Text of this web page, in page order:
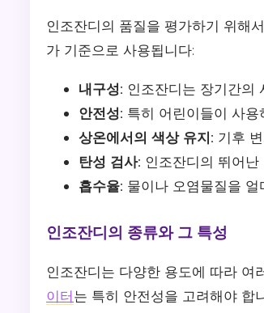
인조잔디의 품질을 평가하기 위해
가 기준으로 사용됩니다:
내구성: 인조잔디는 장기간의
안전성: 특히 어린이들이 사
상온에서의 색상 유지: 기후
탄성 검사: 인조잔디의 뛰어
흡수율: 물이나 오염물질을
인조잔디의 종류와 그 특성
인조잔디는 다양한 용도에 따라 여
이터는 특히 안전성을 고려해야 합